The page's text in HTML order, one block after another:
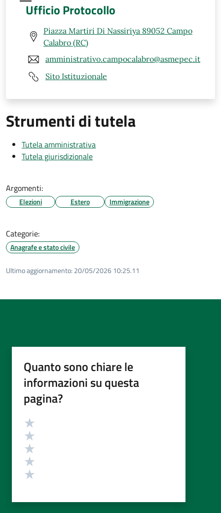
Ufficio Protocollo
Piazza Martiri Di Nassiriya 89052 Campo
Calabro (RC)
amministrativo.campocalabro@asmepec.it
Sito Istituzionale
Strumenti di tutela
Tutela amministrativa
Tutela giurisdizionale
Argomenti:
Elezioni Estero Immigrazione
Categorie:
Anagrafe e stato civile
Ultimo aggiornamento: 20/05/2026 10:25.11
Quanto sono chiare le
informazioni su questa
pagina?
Valutazione